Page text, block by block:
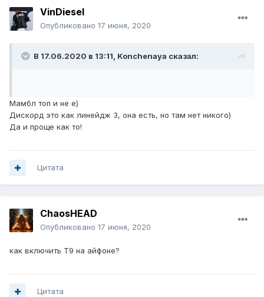
VinDiesel
Опубликовано 17 июня, 2020
В 17.06.2020 в 13:11, Konchenaуa сказал:
Мамбл топ и не е)
Дискорд это как линейдж 3, она есть, но там нет никого)
Да и проще как то!
Цитата
ChaosHEAD
Опубликовано 17 июня, 2020
как включить T9 на айфоне?
Цитата